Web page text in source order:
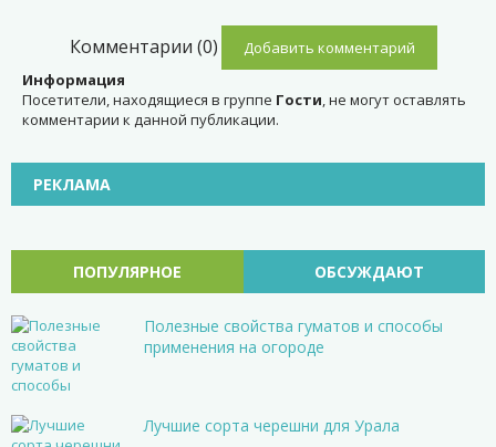
Комментарии (0)
Добавить комментарий
Информация
Посетители, находящиеся в группе Гости, не могут оставлять
комментарии к данной публикации.
РЕКЛАМА
ПОПУЛЯРНОЕ ОБСУЖДАЮТ
Полезные свойства гуматов и способы
применения на огороде
Лучшие сорта черешни для Урала